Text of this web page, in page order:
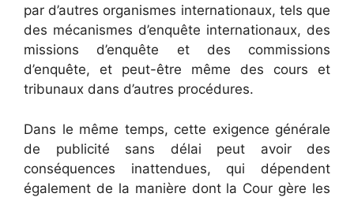
par d’autres organismes internationaux, tels que
des mécanismes d’enquête internationaux, des
missions d’enquête et des commissions
d’enquête, et peut-être même des cours et
tribunaux dans d’autres procédures.
Dans le même temps, cette exigence générale
de publicité sans délai peut avoir des
conséquences inattendues, qui dépendent
également de la manière dont la Cour gère les